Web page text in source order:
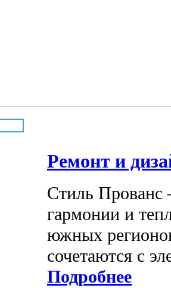
Ремонт и
Стиль Прованс
гармонии и
южных
сочетаются с
Подробнее